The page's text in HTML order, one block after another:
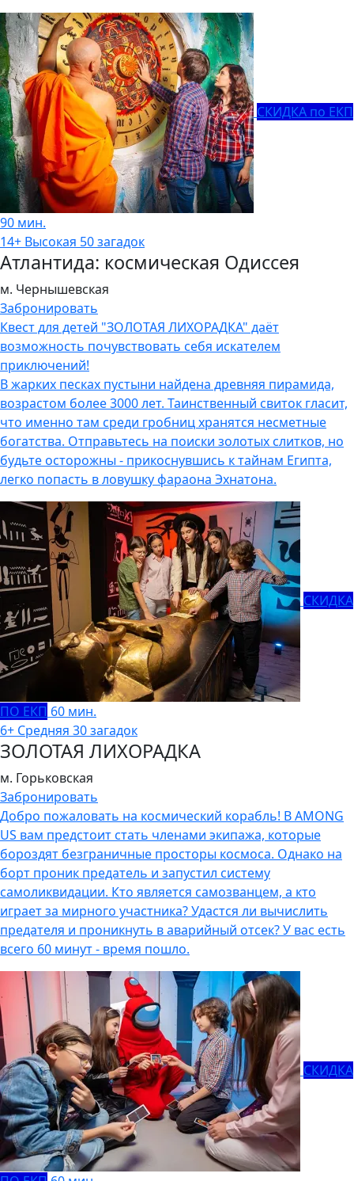
СКИДКА по ЕКП
90 мин.
14+ Высокая 50 загадок
Атлантида: космическая Одиссея
м. Чернышевская
Забронировать
Квест для детей "ЗОЛОТАЯ ЛИХОРАДКА" даёт
возможность почувствовать себя искателем
приключений!
В жарких песках пустыни найдена древняя пирамида,
возрастом более 3000 лет. Таинственный свиток гласит,
что именно там среди гробниц хранятся несметные
богатства. Отправьтесь на поиски золотых слитков, но
будьте осторожны - прикоснувшись к тайнам Египта,
легко попасть в ловушку фараона Эхнатона.
СКИДКА
ПО ЕКП 60 мин.
6+ Средняя 30 загадок
ЗОЛОТАЯ ЛИХОРАДКА
м. Горьковская
Забронировать
Добро пожаловать на космический корабль! В AMONG
US вам предстоит стать членами экипажа, которые
бороздят безграничные просторы космоса. Однако на
борт проник предатель и запустил систему
самоликвидации. Кто является самозванцем, а кто
играет за мирного участника? Удастся ли вычислить
предателя и проникнуть в аварийный отсек? У вас есть
всего 60 минут - время пошло.
СКИДКА